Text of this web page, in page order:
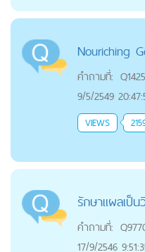
Nouriching
คำถามที่: Q1425
9/5/2549
VIEWS
รักษาแผลเป็
คำถามที่:
17/9/2546